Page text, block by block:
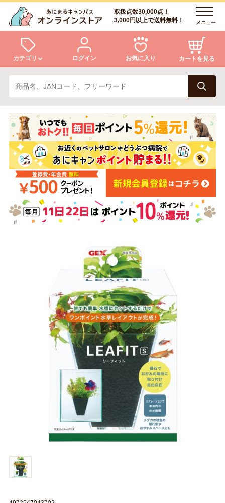
取扱点数30,000点！
3,000円以上で送料無料！
メニュー
カテゴリ
犬 猫
小動物・鳥 アクア・爬虫類・昆虫
ドッグフード キャットフード
美容・ケア用品 服・おさんぽ用品
リビング雑貨
シニアサポート
ログイン お気に入り カートを見る
ログイン
会員登録
あにまるキャンパスについて
アフターサービス
商品リクエスト